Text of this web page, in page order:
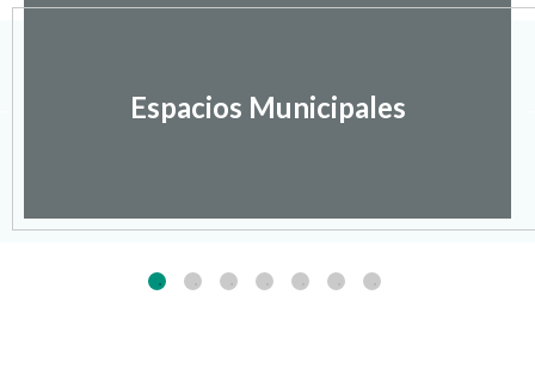
Espacios Municipales